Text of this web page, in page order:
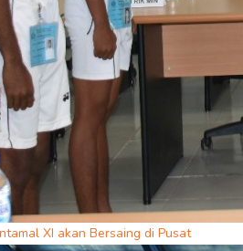
XI akan Bersaing di Pusat